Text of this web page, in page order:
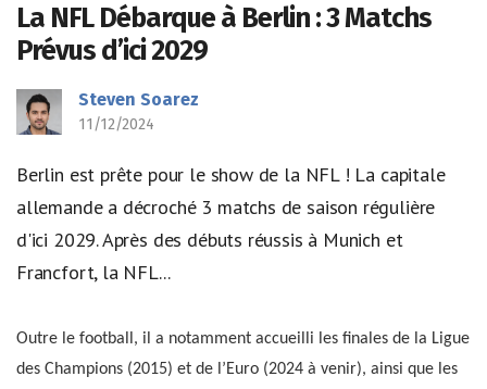
La NFL Débarque à Berlin : 3 Matchs
Prévus d’ici 2029
Steven Soarez
11/12/2024
Berlin est prête pour le show de la NFL ! La capitale
allemande a décroché 3 matchs de saison régulière
d'ici 2029. Après des débuts réussis à Munich et
Francfort, la NFL...
Outre le football, il a notamment accueilli les finales de la Ligue
des Champions (2015) et de l’Euro (2024 à venir), ainsi que les